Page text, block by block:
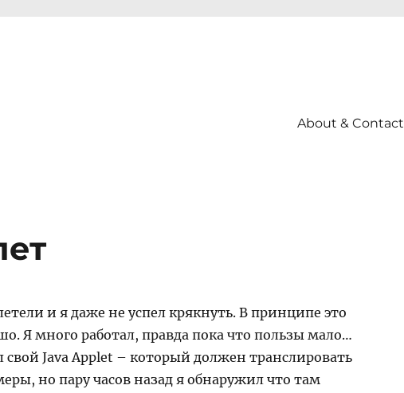
About & Contact
и я даже не успел крякнуть. В принципе это
Я много работал, правда пока что пользы мало…
свой Java Applet – который должен транслировать
но пару часов назад я обнаружил что там